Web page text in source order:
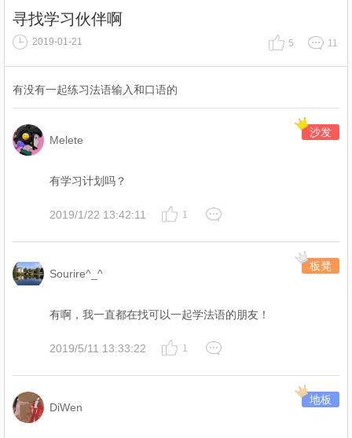
寻找学习伙伴啊
2019-01-21 5 11
有没有一起练习法语输入和口语的
Melete
沙发
有学习计划吗？
2019/1/22 13:42:11 1
Sourire^_^
板凳
有啊，我一直都在找可以一起学法语的朋友！
2019/5/11 13:33:22 1
DiWen
地板